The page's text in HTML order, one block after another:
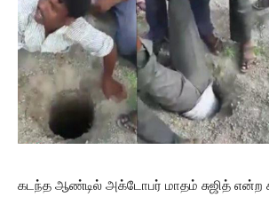
கடந்த ஆண்டில் அக்டோபர் மாதம் சுஜித் என்ற